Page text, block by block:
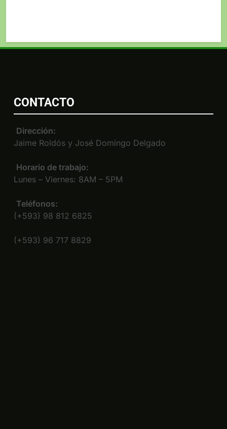
CONTACTO
Dirección:
Jaime Roldós y José Domingo Delgado
Horario de trabajo:
Lunes – Viernes: 8AM – 5PM
Teléfonos:
(+593) 98 812 6825
(+593) 96 717 8829